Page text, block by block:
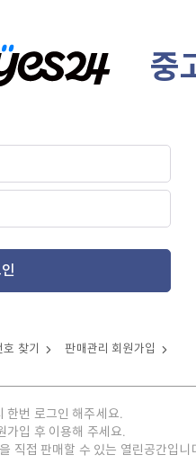
중
찾기 판매관리 회원가입
한번 로그인 해주세요.
가입 후 이용해 주세요.
직접 판매할 수 있는 열린공간입니